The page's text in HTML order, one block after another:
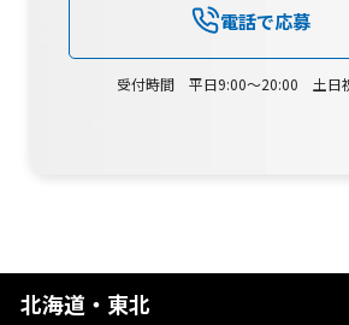
電話で応募
受付時間 平日9:00～20:00 土日
北海道・東北